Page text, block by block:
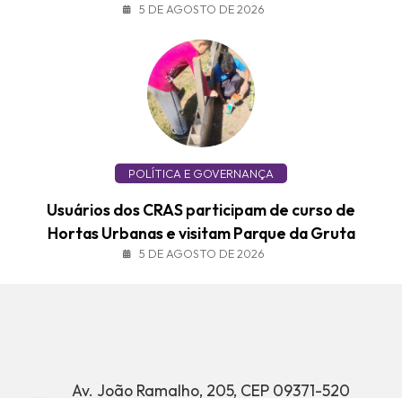
5 DE AGOSTO DE 2026
POLÍTICA E GOVERNANÇA
Usuários dos CRAS participam de curso de
Hortas Urbanas e visitam Parque da Gruta
5 DE AGOSTO DE 2026
Av. João Ramalho, 205, CEP 09371-520